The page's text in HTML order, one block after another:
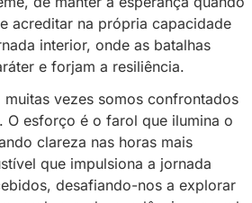
de que, apesar das
para águas mais calmas.
esforço não se limita ao
coroa a jornada. Ela está
ao processo, às
derramadas e aos
passo dado em direção